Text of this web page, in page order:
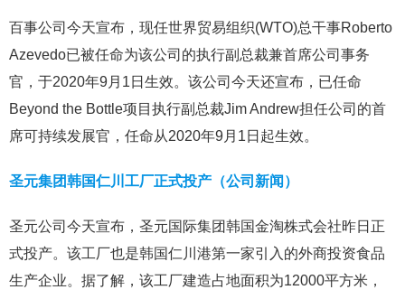
百事公司今天宣布，现任世界贸易组织(WTO)总干事Roberto
Azevedo已被任命为该公司的执行副总裁兼首席公司事务
官，于2020年9月1日生效。该公司今天还宣布，已任命
Beyond the Bottle项目执行副总裁Jim Andrew担任公司的首
席可持续发展官，任命从2020年9月1日起生效。
圣元集团韩国仁川工厂正式投产（公司新闻）
圣元公司今天宣布，圣元国际集团韩国金淘株式会社昨日正
式投产。该工厂也是韩国仁川港第一家引入的外商投资食品
生产企业。据了解，该工厂建造占地面积为12000平方米，